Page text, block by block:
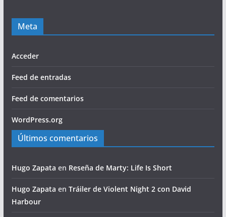
Meta
Acceder
Feed de entradas
Feed de comentarios
WordPress.org
Últimos comentarios
Hugo Zapata en Reseña de Marty: Life Is Short
Hugo Zapata en Tráiler de Violent Night 2 con David
Harbour